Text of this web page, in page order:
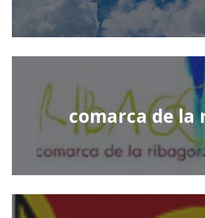
comarca de la